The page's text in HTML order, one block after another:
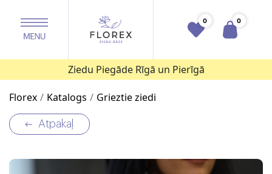
0 0
Ziedu Piegāde Rīgā un Pierīgā
Florex Katalogs Grieztie ziedi
Atpakaļ